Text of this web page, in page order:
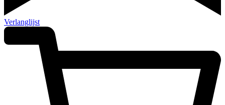
Verlanglijst